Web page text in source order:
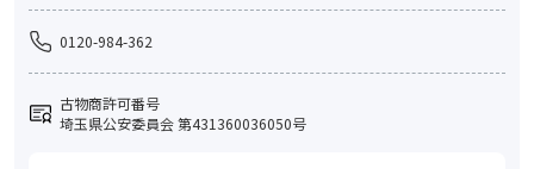
0120-984-362
古物商許可番号
埼玉県公安委員会 第431360036050号